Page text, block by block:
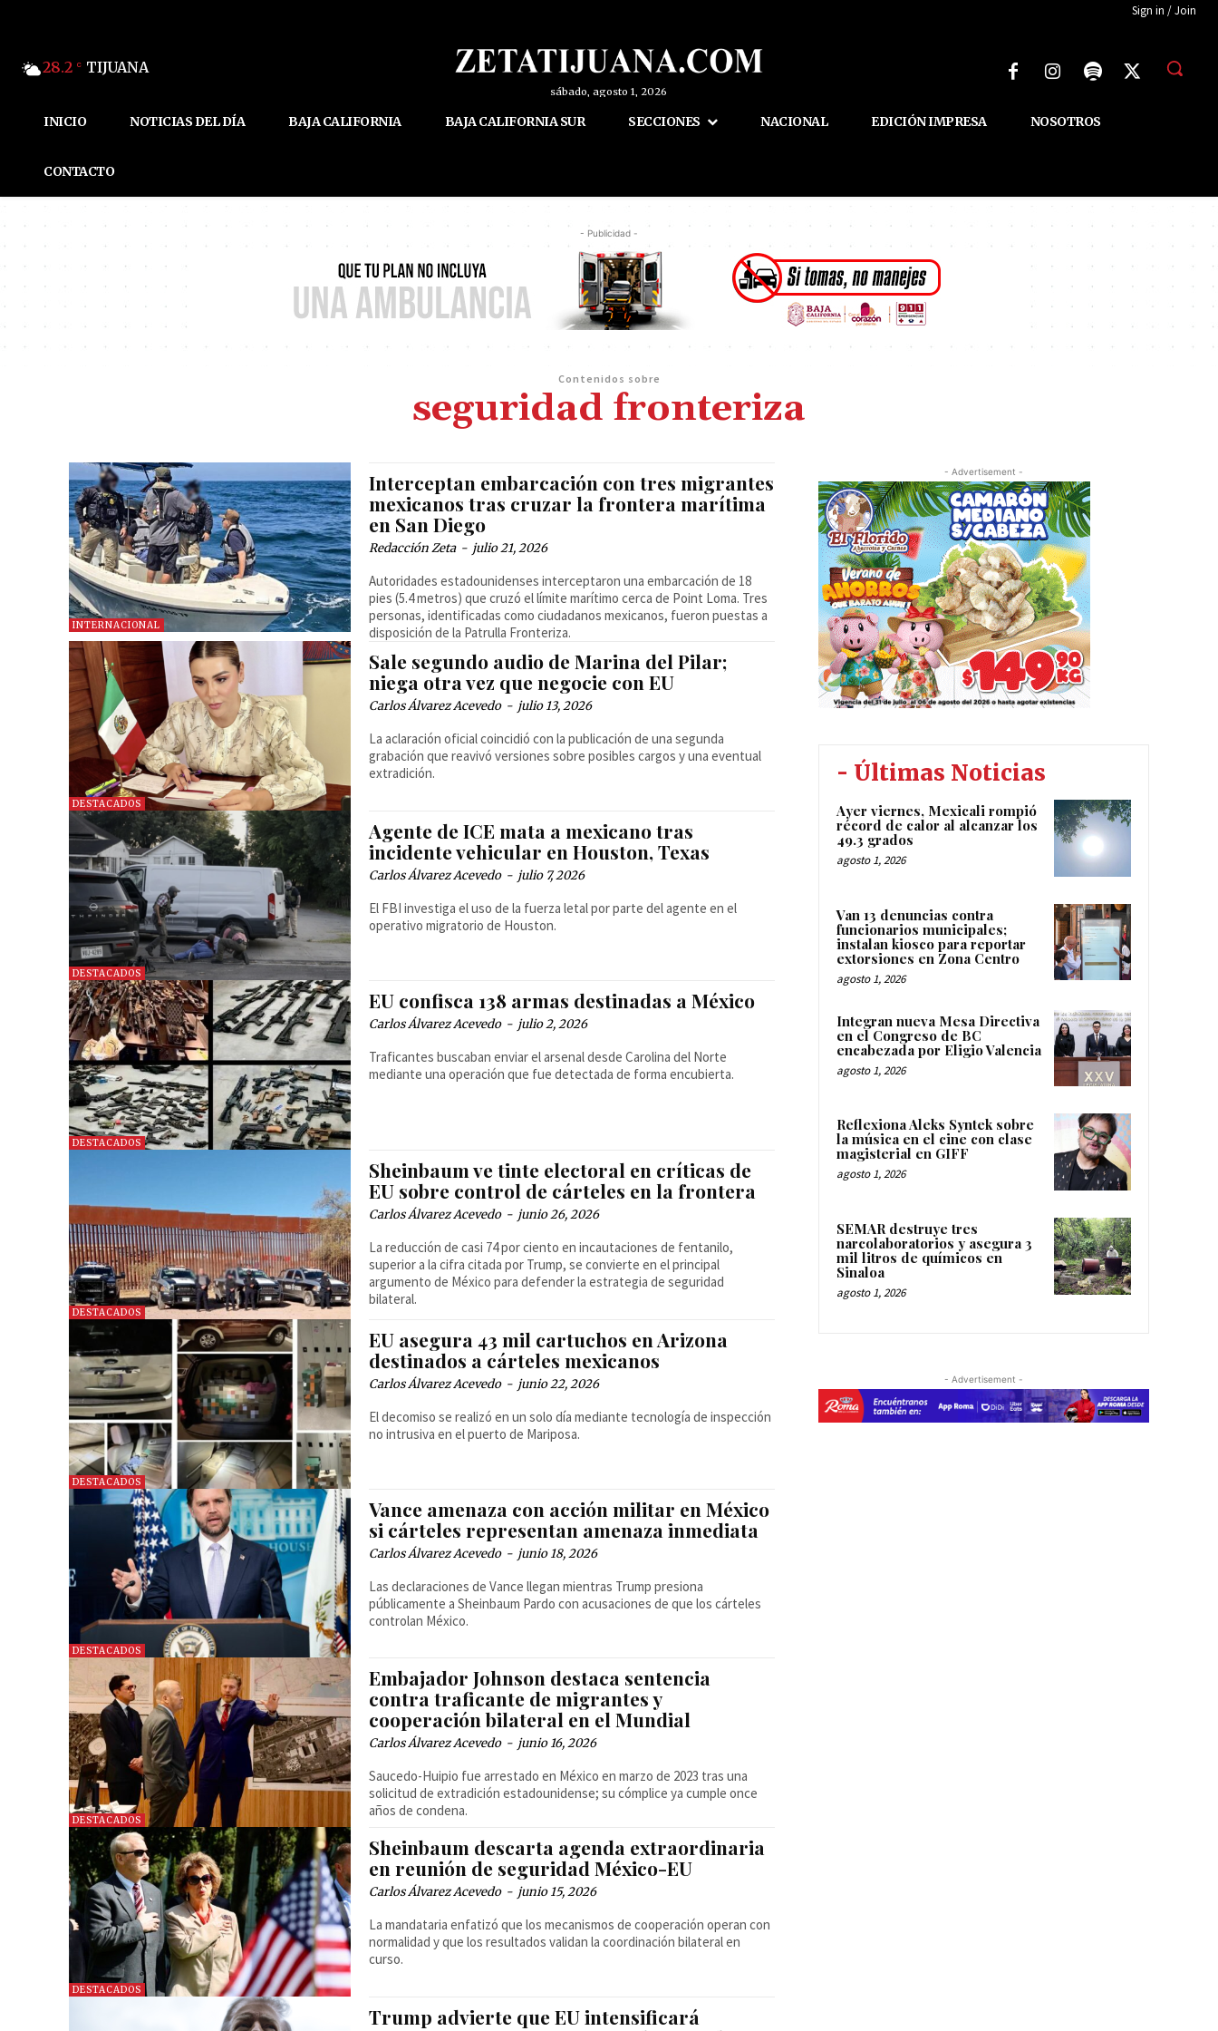
Sign in / Join
28.2 C TIJUANA
sábado, agosto 1, 2026
INICIO NOTICIAS DEL DÍA BAJA CALIFORNIA BAJA CALIFORNIA SUR SECCIONES NACIONAL EDICIÓN IMPRESA NOSOTROS
CONTACTO
- Publicidad -
Contenidos sobre
seguridad fronteriza
INTERNACIONAL
Interceptan embarcación con tres migrantes
mexicanos tras cruzar la frontera marítima
en San Diego
Redacción Zeta - julio 21, 2026
Autoridades estadounidenses interceptaron una embarcación de 18
pies (5.4 metros) que cruzó el límite marítimo cerca de Point Loma. Tres
personas, identificadas como ciudadanos mexicanos, fueron puestas a
disposición de la Patrulla Fronteriza.
DESTACADOS
Sale segundo audio de Marina del Pilar;
niega otra vez que negocie con EU
Carlos Álvarez Acevedo - julio 13, 2026
La aclaración oficial coincidió con la publicación de una segunda
grabación que reavivó versiones sobre posibles cargos y una eventual
extradición.
DESTACADOS
Agente de ICE mata a mexicano tras
incidente vehicular en Houston, Texas
Carlos Álvarez Acevedo - julio 7, 2026
El FBI investiga el uso de la fuerza letal por parte del agente en el
operativo migratorio de Houston.
DESTACADOS
EU confisca 138 armas destinadas a México
Carlos Álvarez Acevedo - julio 2, 2026
Traficantes buscaban enviar el arsenal desde Carolina del Norte
mediante una operación que fue detectada de forma encubierta.
DESTACADOS
Sheinbaum ve tinte electoral en críticas de
EU sobre control de cárteles en la frontera
Carlos Álvarez Acevedo - junio 26, 2026
La reducción de casi 74 por ciento en incautaciones de fentanilo,
superior a la cifra citada por Trump, se convierte en el principal
argumento de México para defender la estrategia de seguridad
bilateral.
DESTACADOS
EU asegura 43 mil cartuchos en Arizona
destinados a cárteles mexicanos
Carlos Álvarez Acevedo - junio 22, 2026
El decomiso se realizó en un solo día mediante tecnología de inspección
no intrusiva en el puerto de Mariposa.
DESTACADOS
Vance amenaza con acción militar en México
si cárteles representan amenaza inmediata
Carlos Álvarez Acevedo - junio 18, 2026
Las declaraciones de Vance llegan mientras Trump presiona
públicamente a Sheinbaum Pardo con acusaciones de que los cárteles
controlan México.
DESTACADOS
Embajador Johnson destaca sentencia
contra traficante de migrantes y
cooperación bilateral en el Mundial
Carlos Álvarez Acevedo - junio 16, 2026
Saucedo-Huipio fue arrestado en México en marzo de 2023 tras una
solicitud de extradición estadounidense; su cómplice ya cumple once
años de condena.
DESTACADOS
Sheinbaum descarta agenda extraordinaria
en reunión de seguridad México-EU
Carlos Álvarez Acevedo - junio 15, 2026
La mandataria enfatizó que los mecanismos de cooperación operan con
normalidad y que los resultados validan la coordinación bilateral en
curso.
Trump advierte que EU intensificará
- Advertisement -
- Últimas Noticias
Ayer viernes, Mexicali rompió
récord de calor al alcanzar los
49.3 grados
agosto 1, 2026
Van 13 denuncias contra
funcionarios municipales;
instalan kiosco para reportar
extorsiones en Zona Centro
agosto 1, 2026
Integran nueva Mesa Directiva
en el Congreso de BC
encabezada por Eligio Valencia
agosto 1, 2026
Reflexiona Aleks Syntek sobre
la música en el cine con clase
magisterial en GIFF
agosto 1, 2026
SEMAR destruye tres
narcolaboratorios y asegura 3
mil litros de químicos en
Sinaloa
agosto 1, 2026
- Advertisement -